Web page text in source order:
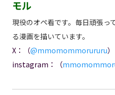
モル
現役のオペ看です。毎日頑張っ
る漫画を描いています。
X：（@mmomommorururu）
instagram：（